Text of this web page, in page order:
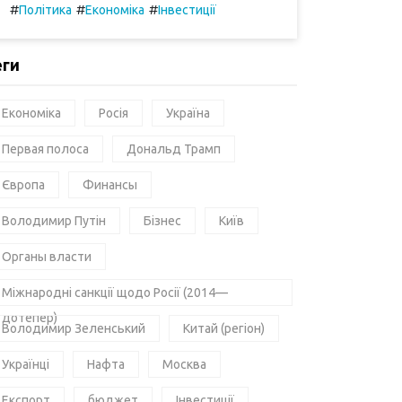
#Політика #Економіка #Інвестиції
Економіка Росія Україна
Первая полоса Дональд Трамп
Європа Финансы
Володимир Путін Бізнес Київ
Органы власти
Міжнародні санкції щодо Росії (2014—
дотепер)
Володимир Зеленський Китай (регіон)
Українці Нафта Москва